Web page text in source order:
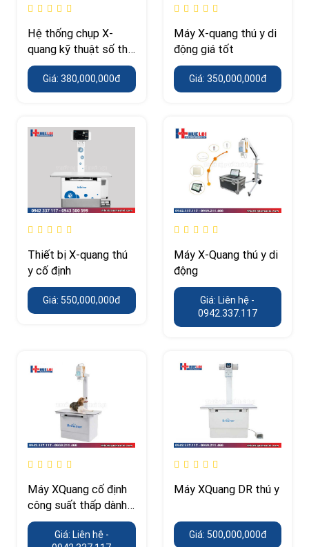
Hệ thống chụp X-
quang kỹ thuật số thú
y
Giá: 380,000,000đ
Máy X-quang thú y di
động giá tốt
Giá: 350,000,000đ
Thiết bị X-quang thú
y cố định
Giá: 550,000,000đ
Máy X-Quang thú y di
động
Giá: Liên hệ -
0942.337.117
Máy XQuang cố định
công suất thấp dành
cho thú y
Giá: Liên hệ -
Máy XQuang DR thú y
Giá: 500,000,000đ